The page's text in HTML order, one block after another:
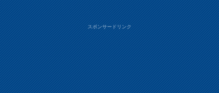
スポンサードリンク